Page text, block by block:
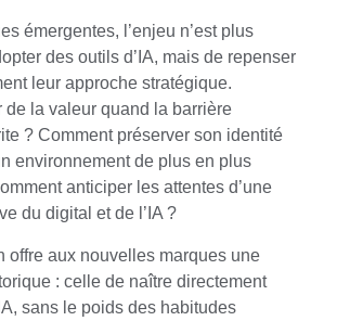
émergentes, l’enjeu n’est plus
des outils d’IA, mais de repenser
leur approche stratégique.
de la valeur quand la barrière
? Comment préserver son identité
environnement de plus en plus
anticiper les attentes d’une
du digital et de l’IA ?
offre aux nouvelles marques une
: celle de naître directement
sans le poids des habitudes